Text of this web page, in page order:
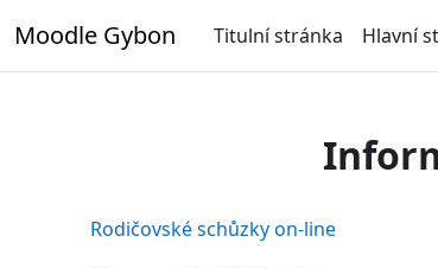
Moodle Gybon Titulní stránka Hlavní
Rodičovské schůzky on-line